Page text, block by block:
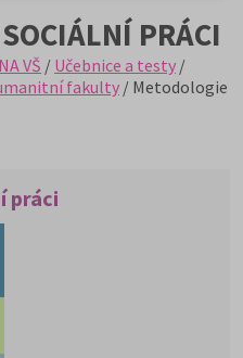
PRÁCI
VŠ / Učebnice a testy /
fakulty / Metodologie
práci